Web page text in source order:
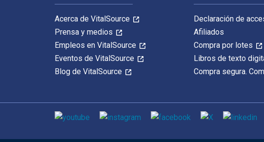
Acerca de VitalSource
Prensa y medios
Empleos en VitalSource
Eventos de VitalSource
Blog de VitalSource
Declaración de
Afiliados
Compra por lotes
Libros de texto
Compra segura.
Medios de comunicación social